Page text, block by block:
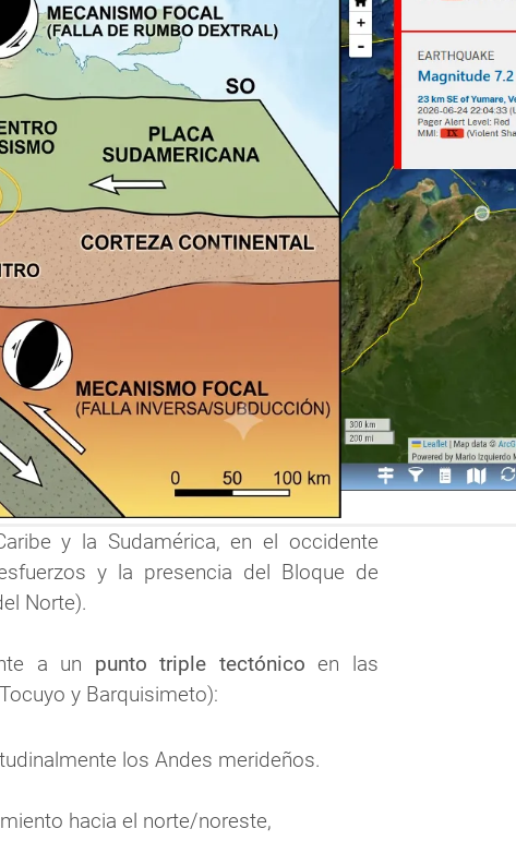
y la Sudamérica, en el occidente
y la presencia del Bloque de
Norte).
a un punto triple tectónico en las
y Barquisimeto):
los Andes merideños.
hacia el norte/noreste,